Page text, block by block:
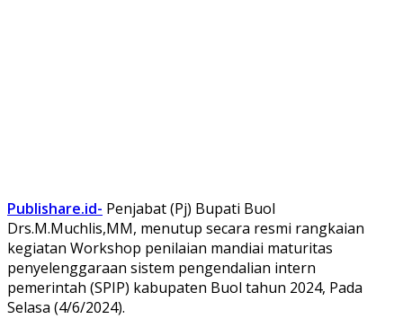
Publishare.id- Penjabat (Pj) Bupati Buol
Drs.M.Muchlis,MM, menutup secara resmi rangkaian
kegiatan Workshop penilaian mandiai maturitas
penyelenggaraan sistem pengendalian intern
pemerintah (SPIP) kabupaten Buol tahun 2024, Pada
Selasa (4/6/2024).